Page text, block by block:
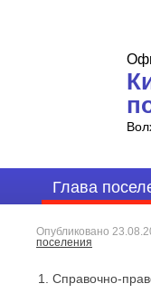
Глава
Опубликовано
поселения
Справочно-